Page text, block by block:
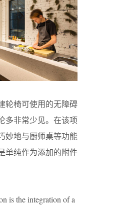
轮椅可使用的无障碍
多非常少见。在该项
妙地与厨师桌等功能
单纯作为添加的附件
is the integration of a